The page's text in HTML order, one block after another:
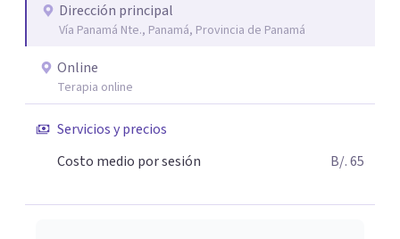
Dirección principal
Vía Panamá Nte., Panamá, Provincia de Panamá
Online
Terapia online
Servicios y precios
Costo medio por sesión
B/. 65